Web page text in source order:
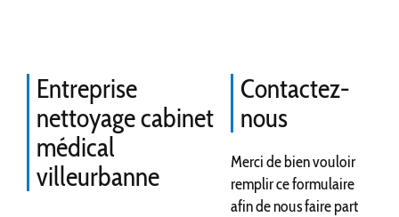
Entreprise
nettoyage cabinet
médical
villeurbanne
Contactez-
nous
Merci de bien vouloir
remplir ce formulaire
afin de nous faire part